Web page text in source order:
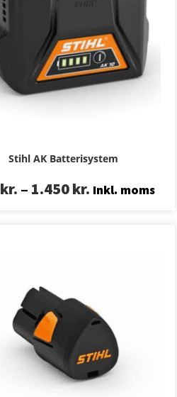
Stihl AK Batterisystem
kr. – 1.450kr. Inkl. moms